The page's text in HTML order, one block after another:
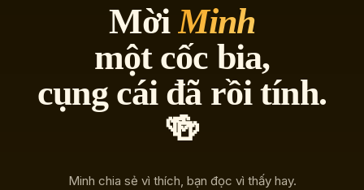
MờiMinh
một cốc bia,
cụng cái đã rồi tính.
🍻
Minh chia sẻ vì thích, bạn đọc vì thấy hay.